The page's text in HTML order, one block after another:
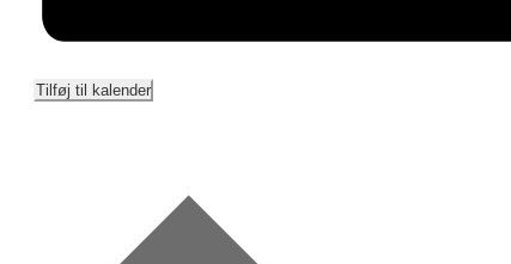
Tilføj til kalender